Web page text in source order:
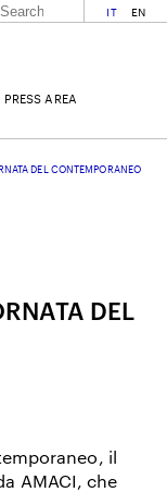
IT EN
PRESS AREA
DEL CONTEMPORANEO
DEL
il
AMACI, che